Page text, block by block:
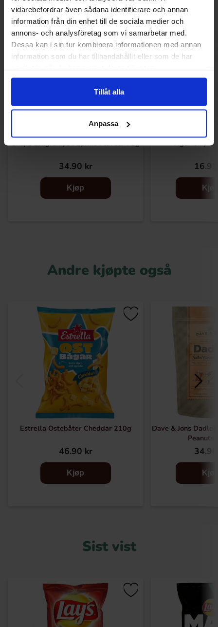
vidarebefordrar även sådana identifierare och annan
information från din enhet till de sociala medier och
annons- och analysföretag som vi samarbetar med.
Dessa kan i sin tur kombinera informationen med annan
information som du har tillhandahållit eller som de har
Tillåt alla
Anpassa
Chapz Long Chips Paprika Flavour 75g
34.90 kr
Kjøp
Tiger Chips
Andre kjøpte også
Estrella Ostebåter Cheddar 210g
46.90 kr
Kjøp
Dave & Jons
Peanuts
Sist vist